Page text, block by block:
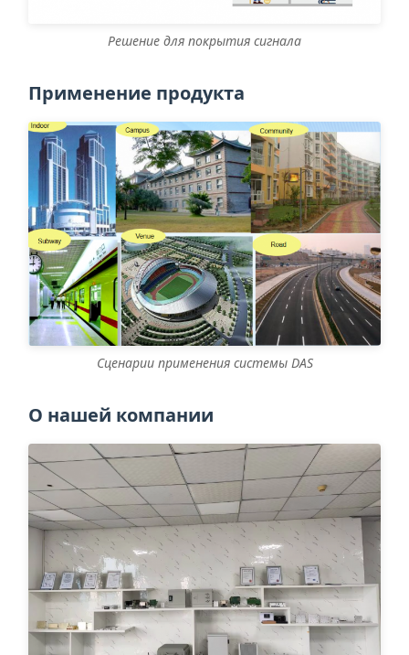
Решение для покрытия сигнала
Применение продукта
Сценарии применения системы DAS
О нашей компании